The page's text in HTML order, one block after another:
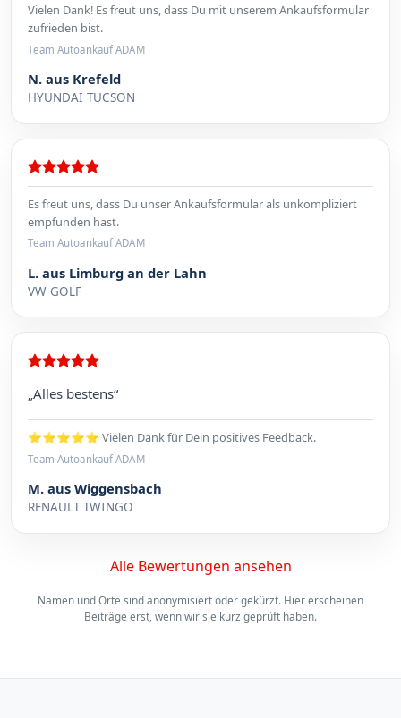
Vielen Dank! Es freut uns, dass Du mit unserem Ankaufsformular
zufrieden bist.
Team Autoankauf ADAM
N. aus Krefeld
HYUNDAI TUCSON
Es freut uns, dass Du unser Ankaufsformular als unkompliziert
empfunden hast.
Team Autoankauf ADAM
L. aus Limburg an der Lahn
VW GOLF
„Alles bestens“
⭐⭐⭐⭐⭐ Vielen Dank für Dein positives Feedback.
Team Autoankauf ADAM
M. aus Wiggensbach
RENAULT TWINGO
Alle Bewertungen ansehen
Namen und Orte sind anonymisiert oder gekürzt. Hier erscheinen
Beiträge erst, wenn wir sie kurz geprüft haben.